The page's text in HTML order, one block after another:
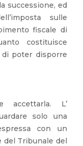
successione, ed
sulle
fiscale di
costituisce
poter disporre
accettarla. L’
solo una
con un
del Tribunale del